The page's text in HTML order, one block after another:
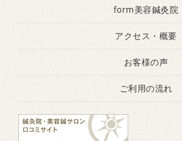
form美容鍼灸院
アクセス・概要
お客様の声
ご利用の流れ